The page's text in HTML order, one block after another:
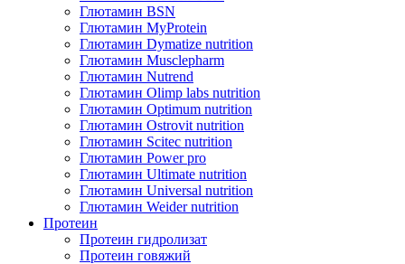
Глютамин BSN
Глютамин MyProtein
Глютамин Dymatize nutrition
Глютамин Musclepharm
Глютамин Nutrend
Глютамин Olimp labs nutrition
Глютамин Optimum nutrition
Глютамин Ostrovit nutrition
Глютамин Scitec nutrition
Глютамин Power pro
Глютамин Ultimate nutrition
Глютамин Universal nutrition
Глютамин Weider nutrition
Протеин
Протеин гидролизат
Протеин говяжий